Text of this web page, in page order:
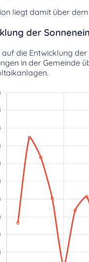
liegt damit über
der
auf die Entwicklung
in der Gemeinde